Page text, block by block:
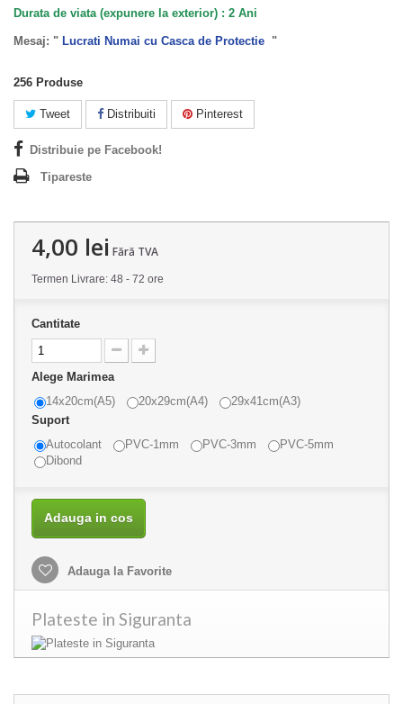
Durata de viata (expunere la exterior) : 2 Ani
Mesaj: " Lucrati Numai cu Casca de Protectie "
256 Produse
Tweet Distribuiti Pinterest
Distribuie pe Facebook!
Tipareste
4,00 lei Fără TVA
Termen Livrare: 48 - 72 ore
Cantitate
Alege Marimea
14x20cm(A5)
20x29cm(A4)
29x41cm(A3)
Suport
Autocolant
PVC-1mm PVC-3mm
PVC-5mm
Dibond
Adauga in cos
Adauga la Favorite
Plateste in Siguranta